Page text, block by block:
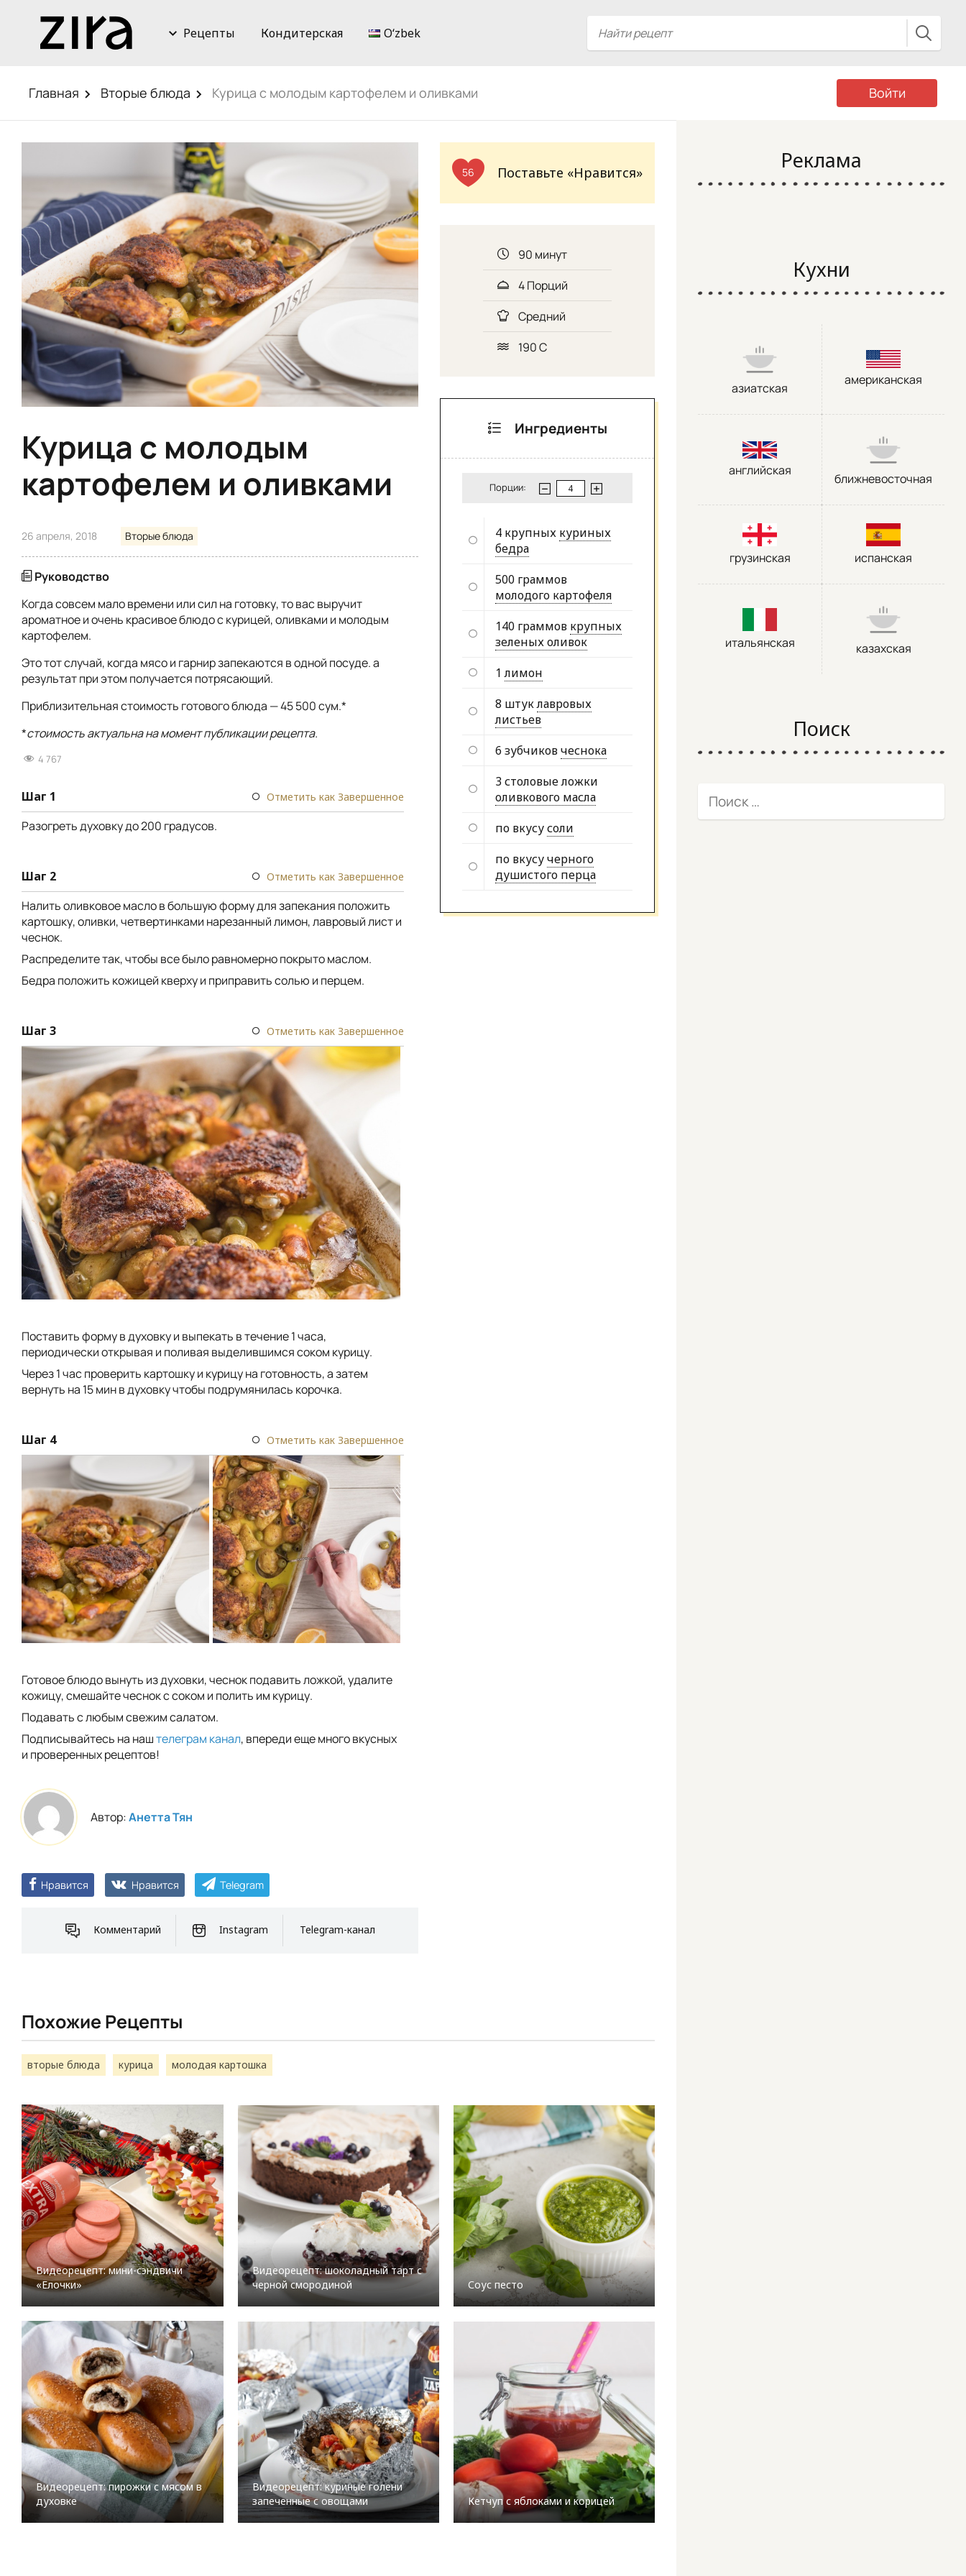
Рецепты Кондитерская Oʻzbek
Главная Вторые блюда Курица с молодым картофелем и оливками Войти
Курица с молодым
картофелем и оливками
26 апреля, 2018 Вторые блюда
Руководство
Когда совсем мало времени или сил на готовку, то вас выручит
ароматное и очень красивое блюдо с курицей, оливками и молодым
картофелем.
Это тот случай, когда мясо и гарнир запекаются в одной посуде. а
результат при этом получается потрясающий.
Приблизительная стоимость готового блюда — 45 500 сум.*
*стоимость актуальна на момент публикации рецепта.
4 767
Шаг 1 Отметить как Завершенное
Разогреть духовку до 200 градусов.
Шаг 2 Отметить как Завершенное
Налить оливковое масло в большую форму для запекания положить
картошку, оливки, четвертинками нарезанный лимон, лавровый лист и
чеснок.
Распределите так, чтобы все было равномерно покрыто маслом.
Бедра положить кожицей кверху и приправить солью и перцем.
Шаг 3 Отметить как Завершенное
Поставить форму в духовку и выпекать в течение 1 часа,
периодически открывая и поливая выделившимся соком курицу.
Через 1 час проверить картошку и курицу на готовность, а затем
вернуть на 15 мин в духовку чтобы подрумянилась корочка.
Шаг 4 Отметить как Завершенное
Готовое блюдо вынуть из духовки, чеснок подавить ложкой, удалите
кожицу, смешайте чеснок с соком и полить им курицу.
Подавать с любым свежим салатом.
Подписывайтесь на наштелеграм канал, впереди еще много вкусных
и проверенных рецептов!
Автор:Анетта Тян
Нравится Нравится Telegram
Комментарий Instagram Telegram-канал
56 Поставьте «Нравится»
90 минут
4 Порций
Средний
190 С
Ингредиенты
Порции:
4 крупных куриных
бедра
500 граммов
молодого картофеля
140 граммов крупных
зеленых оливок
1 лимон
8 штуклавровых
листьев
6 зубчиковчеснока
3 столовые ложки
оливкового масла
по вкусусоли
по вкусучерного
душистого перца
Похожие Рецепты
вторые блюда курица молодая картошка
Видеорецепт: мини-сэндвичи
«Елочки»
Видеорецепт: шоколадный тарт с
черной смородиной
Соус песто
Видеорецепт: пирожки с мясом в
духовке
Видеорецепт: куриные голени
запеченные с овощами
Кетчуп с яблоками и корицей
Реклама
Кухни
азиатская
американская
английская
ближневосточная
грузинская испанская
итальянская казахская
Поиск